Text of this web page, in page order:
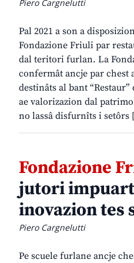
Piero Cargnelutti
Pal 2021 a son a
Fondazione Friuli par
dal teritori furlan. La
confermât ancje par chest
destinâts al bant
ae valorizazion dal
no lassâ disfurnîts i setôrs
Fondazione
jutori
inovazion tes
Piero Cargnelutti
Pe scuele furlane ancje